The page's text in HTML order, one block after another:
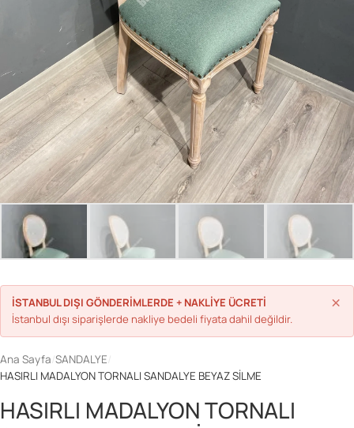
Parolanızı mı unuttunuz?
Hesap Oluştur
İSTANBUL DIŞI GÖNDERİMLERDE + NAKLİYE ÜCRETİ
İstanbul dışı siparişlerde nakliye bedeli fiyata dahil değildir.
×
Ana Sayfa SANDALYE
HASIRLI MADALYON TORNALI SANDALYE BEYAZ SİLME
HASIRLI MADALYON TORNALI